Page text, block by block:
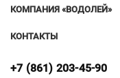
КОМПАНИЯ «ВОДОЛЕЙ»
КОНТАКТЫ
+7 (861) 203-45-90